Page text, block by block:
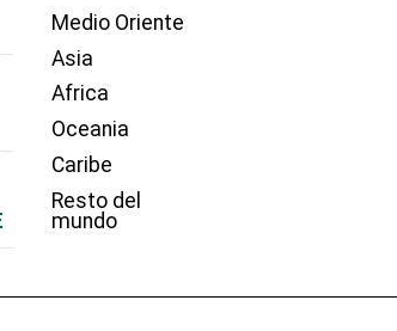
Medio Oriente
Asia
Africa
Oceania
Caribe
Resto del
mundo